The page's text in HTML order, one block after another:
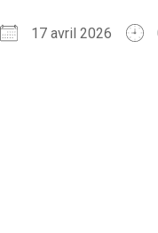
17 avril 2026